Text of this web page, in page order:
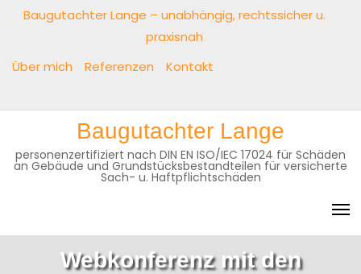
Baugutachter Lange – unabhängig, rechtssicher u.
praxisnah
Über mich
Referenzen Kontakt
Baugutachter Lange
personenzertifiziert nach DIN EN ISO/IEC 17024 für Schäden
an Gebäude und Grundstücksbestandteilen für versicherte
Sach- u. Haftpflichtschäden
Webkonferenz mit den